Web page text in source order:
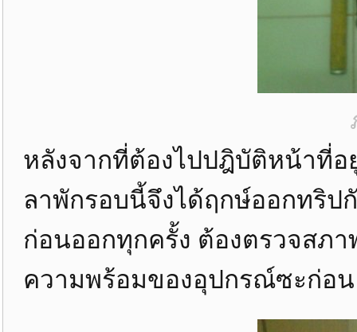
หลังจากที่ต้องไปปฎิบัติหน้าที่
ลาพักรอบนี้จึงได้ฤกษ์ออกทริป
ก่อนออกทุกครั้ง ต้องตรวจสภ
ความพร้อมของอุปกรณ์ซะก่อน